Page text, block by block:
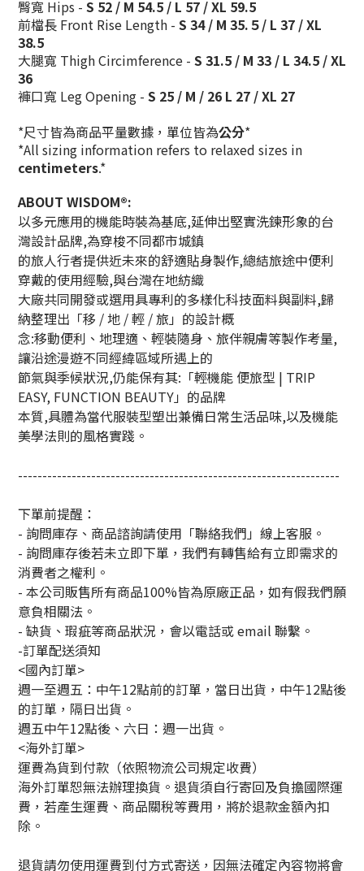
臀寬 Hips - S 52 / M 54.5 / L 57 / XL 59.5
前檔長 Front Rise Length - S 34 / M 35.５/ L 37 / XL
38.5
大腿寬 Thigh Circimference - S 31.5 / M 33 / L 34.5 / XL
36
褲口寬 Leg Opening - S 25 / M / 26 L 27 / XL 27
*尺寸皆為商品平量數據，單位皆為公分*
*All sizing information refers to relaxed sizes in
centimeters.*
ABOUT WISDOM®:
以多元應用的機能時裝為基底,延伸出堅實洗鍊形象的台
灣設計品牌,為穿梭不同都市城鎮
的旅人行者提供近未來的舒適貼身製作,總結旅途中便利
穿戴的使用經驗,與台灣在地紡織
大廠共同開發或選用具專利的多樣化科技面料與副料,歸
納整理出「移 / 地 / 輕 / 旅」的設計概
念:移動便利、地理適、輕裝隨身、旅伴親膚等製作考量,
讓沿途漫遊不同經緯區域所遇上的
節氣與季候狀況,仍能保有其:「輕機能 便旅型 | TRIP
EASY, FUNCTION BEAUTY」的品牌
本質,具體為當代服裝型塑出兼備日常生活品味,以及機能
美學法則的風格實踐。
------------------------------------------------------------------
下單前提醒：
- 詢問庫存、商品諮詢請使用「聯絡我們」線上客服。
- 詢問庫存後若未立即下單，我們有轉售給有立即需求的
消費者之權利。
- 本公司販售所有商品100%皆為原廠正品，如有假我們願
意負相關法。
- 缺貨、瑕疵等商品狀況，會以電話或 email 聯繫。
-訂單配送須知
<國內訂單>
週一至週五：中午12點前的訂單，當日出貨，中午12點後
的訂單，隔日出貨。
週五中午12點後、六日：週一出貨。
<海外訂單>
運費為貨到付款（依照物流公司規定收費）
海外訂單恕無法辦理換貨。退貨須自行寄回及負擔國際運
費，若產生運費、商品關稅等費用，將於退款金額內扣
除。
退貨請勿使用運費到付方式寄送，因無法確定內容物將會